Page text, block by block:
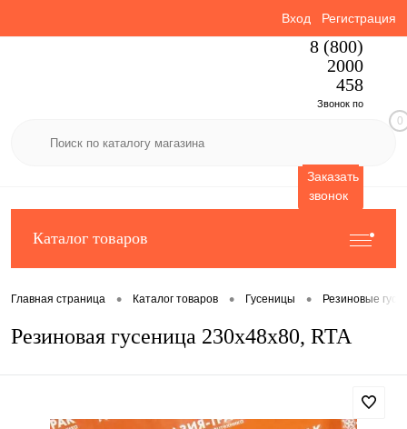
Вход Регистрация
8 (800)
2000
458
Звонок по
Заказать
звонок
0
Каталог товаров
Главная страница • Каталог товаров • Гусеницы • Резиновые
Резиновая гусеница 230x48x80, RTA